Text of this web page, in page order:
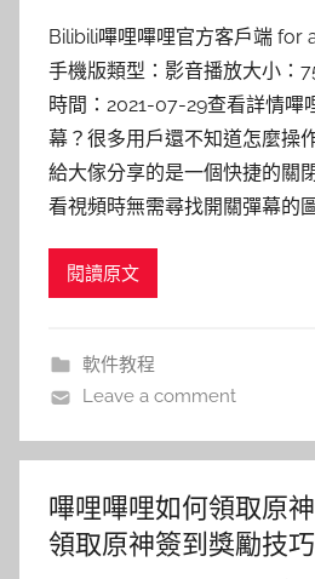
Bilibili嗶哩嗶哩官方客戶端 for
手機版類型：影音播放大小：
時間：2021-07-29查看詳情嗶
幕？很多用戶還不知道怎麼操
給大傢分享的是一個快捷的關
看視頻時無需尋找開關彈幕的
閱讀原文
軟件教程
Leave a comment
嗶哩嗶哩如何領取原
領取原神簽到獎勵技巧